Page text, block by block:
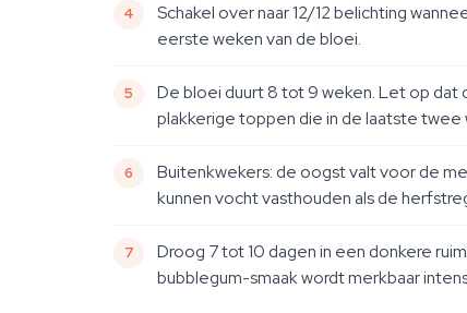
Schakel over naar 12/12 belichting
eerste weken van de bloei.
De bloei duurt 8 tot 9 weken. Let op dat
plakkerige toppen die in de laatste
Buitenkwekers: de oogst valt voor de
kunnen vocht vasthouden als de
Droog 7 tot 10 dagen in een donkere
bubblegum-smaak wordt merkbaar